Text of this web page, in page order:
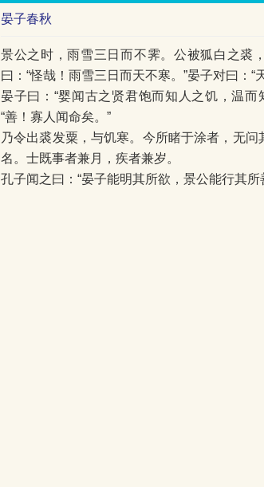
晏子春秋
景公之时，雨雪三日而不霁。公被狐白之裘
曰：“怪哉！雨雪三日而天不寒。”晏子对曰：“
晏子曰：“婴闻古之贤君饱而知人之饥，温而
“善！寡人闻命矣。”
乃令出裘发粟，与饥寒。今所睹于涂者，无
名。士既事者兼月，疾者兼岁。
孔子闻之曰：“晏子能明其所欲，景公能行其所